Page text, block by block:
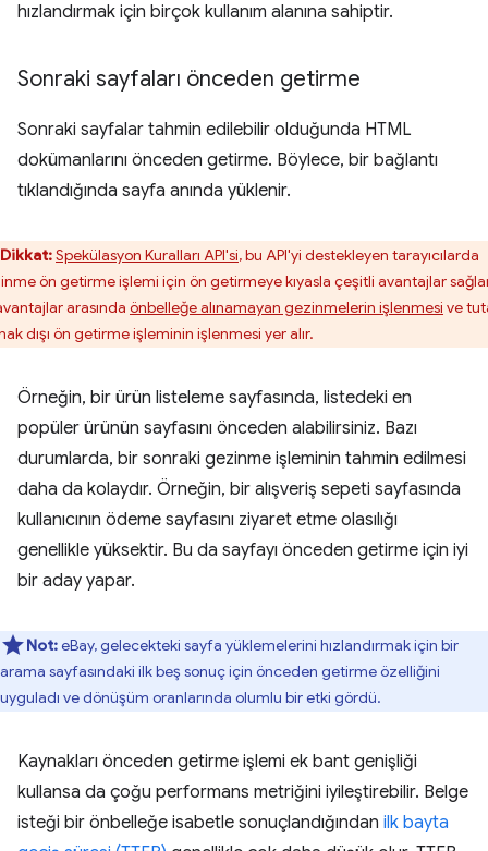
hızlandırmak için birçok kullanım alanına sahiptir.
Sonraki sayfaları önceden getirme
Sonraki sayfalar tahmin edilebilir olduğunda HTML
dokümanlarını önceden getirme. Böylece, bir bağlantı
tıklandığında sayfa anında yüklenir.
Dikkat:Spekülasyon Kuralları API'si, bu API'yi destekleyen tarayıcılarda
ön getirme işlemi için ön getirmeye kıyasla çeşitli avantajlar
arasında önbelleğe alınamayan gezinmelerin işlenmesi ve
dışı ön getirme işleminin işlenmesi yer alır.
Örneğin, bir ürün listeleme sayfasında, listedeki en
popüler ürünün sayfasını önceden alabilirsiniz. Bazı
durumlarda, bir sonraki gezinme işleminin tahmin edilmesi
daha da kolaydır. Örneğin, bir alışveriş sepeti sayfasında
kullanıcının ödeme sayfasını ziyaret etme olasılığı
genellikle yüksektir. Bu da sayfayı önceden getirme için iyi
bir aday yapar.
Not:eBay, gelecekteki sayfa yüklemelerini hızlandırmak için bir
arama sayfasındaki ilk beş sonuç için önceden getirme özelliğini
uyguladı ve dönüşüm oranlarında olumlu bir etki gördü.
Kaynakları önceden getirme işlemi ek bant genişliği
kullansa da çoğu performans metriğini iyileştirebilir. Belge
isteği bir önbelleğe isabetle sonuçlandığından ilk bayta